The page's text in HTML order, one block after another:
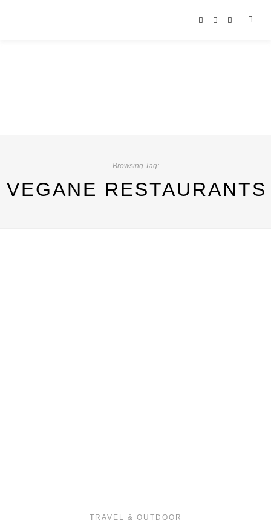
Browsing Tag:
VEGANE RESTAURANTS
TRAVEL & OUTDOOR